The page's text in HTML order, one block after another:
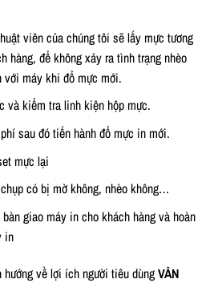
viên của chúng tôi sẽ lấy mực tương
hàng, để không xảy ra tình trạng nhèo
với máy khi đổ mực mới.
và kiểm tra linh kiện hộp mực.
sau đó tiến hành đổ mực in mới.
mực lại
có bị mờ không, nhèo không…
giao máy in cho khách hàng và hoàn
in
hướng về lợi ích người tiêu dùngVÂN